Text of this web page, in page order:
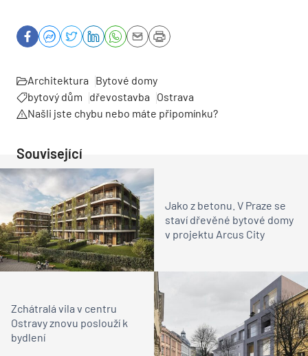
Architektura
Bytové domy
bytový dům
dřevostavba
Ostrava
Našli jste chybu nebo máte připomínku?
Související
Jako z betonu. V Praze se
staví dřevěné bytové domy
v projektu Arcus City
Zchátralá vila v centru
Ostravy znovu poslouží k
bydlení